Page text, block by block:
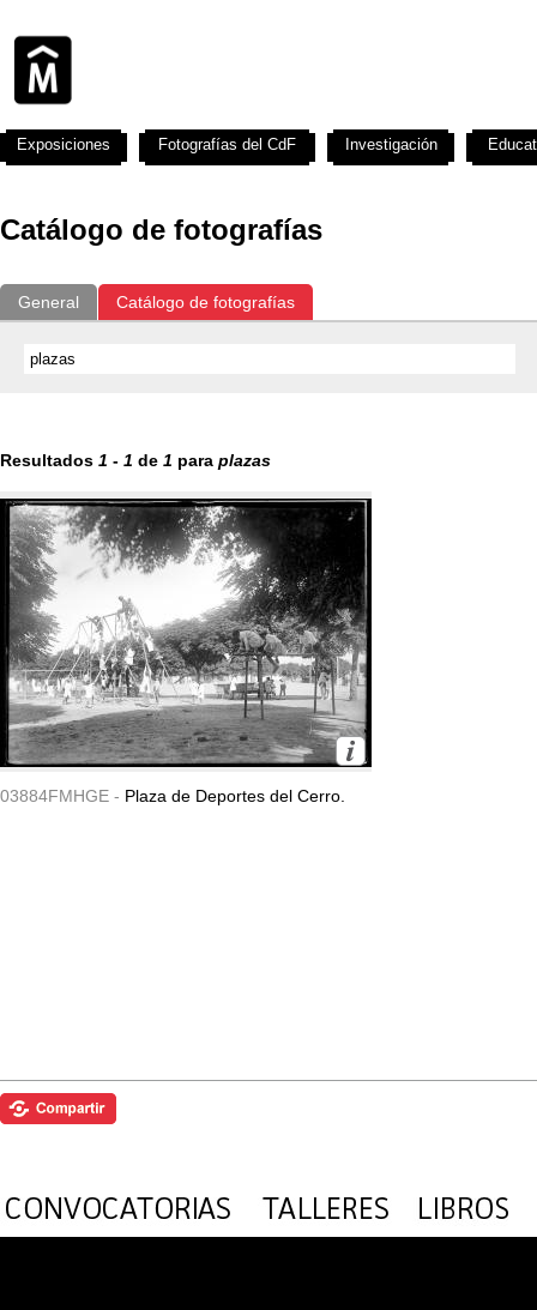
Catálogo de fotografías
General Catálogo de fotografías
Resultados 1 - 1 de 1 para plazas
03884FMHGE - Plaza de Deportes del Cerro.
Exposiciones Fotografías del CdF Investigación